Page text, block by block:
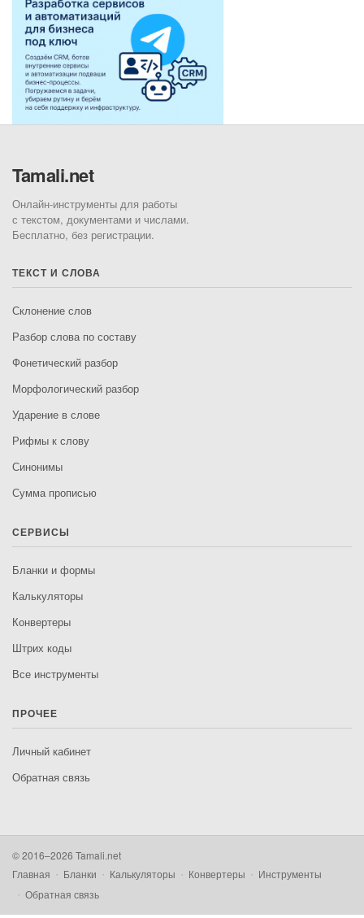
Tamali.net
Онлайн-инструменты для работы
с текстом, документами и числами.
Бесплатно, без регистрации.
ТЕКСТ И СЛОВА
Склонение слов
Разбор слова по составу
Фонетический разбор
Морфологический разбор
Ударение в слове
Рифмы к слову
Синонимы
Сумма прописью
СЕРВИСЫ
Бланки и формы
Калькуляторы
Конвертеры
Штрих коды
Все инструменты
ПРОЧЕЕ
Личный кабинет
Обратная связь
© 2016–2026 Tamali.net
Главная
Бланки Калькуляторы Конвертеры
Инструменты
Обратная связь